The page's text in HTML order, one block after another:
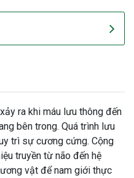
ra khi máu lưu thông đến
bên trong. Quá trình lưu
trì sự cương cứng. Cộng
truyền từ não đến hệ
vật để nam giới thực